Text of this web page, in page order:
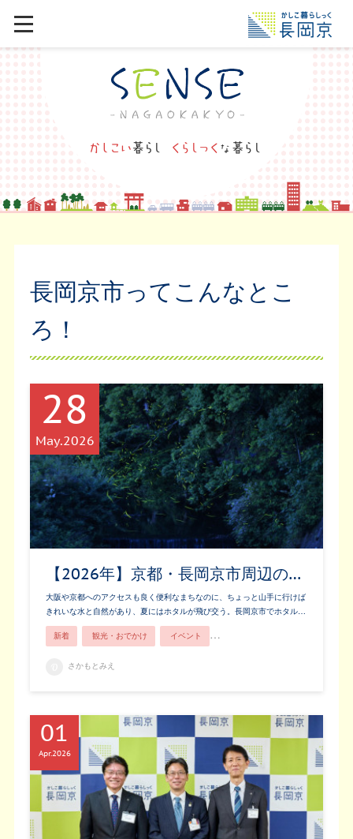
長岡京市ってこんなとこ
ろ！
【2026年】京都・長岡京市周辺の…
大阪や京都へのアクセスも良く便利なまちなのに、ちょっと山手に行けば
きれいな水と自然があり、夏にはホタルが飛び交う。長岡京市でホタル…
28
May 2026
新着 観光・おでかけ イベント
さかもとみえ
01
Apr2026